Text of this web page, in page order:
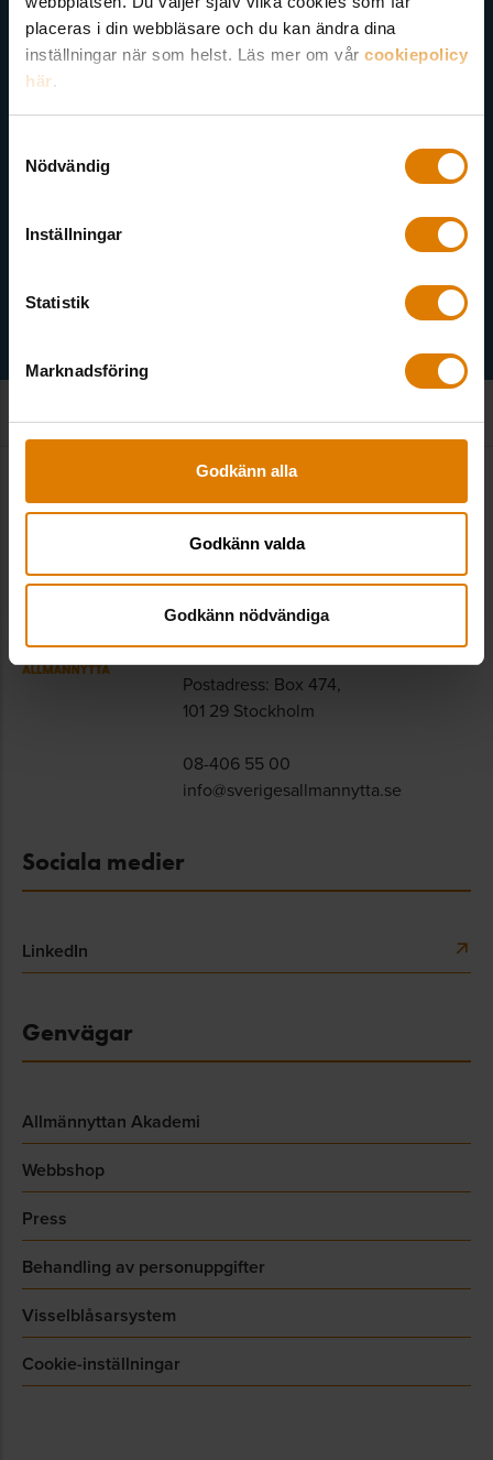
placeras i din webbläsare och du kan ändra dina
inställningar när som helst. Läs mer om vår cookiepolicy
här.
Nödvändig
Inställningar
Statistik
Marknadsföring
Godkänn alla
Godkänn valda
Godkänn nödvändiga
utskick. Nyheter från Sveriges Allmännytta, Allmännyttan
Akademi, Allmännyttans Klimatinitiativ och för dig som är
medlem finns även nyhetsbrev inom olika ämnen.
Välj ämne
Kontakt
Sveriges Allmännytta
Besöksadress: Hornsgatan 15,
Postadress: Box 474,
101 29 Stockholm
08-406 55 00
info@sverigesallmannytta.se
Sociala medier
LinkedIn
Genvägar
Allmännyttan Akademi
Webbshop
Press
Behandling av personuppgifter
Visselblåsarsystem
Cookie-inställningar